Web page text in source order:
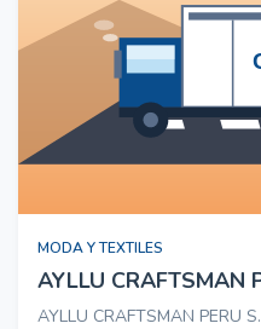
MODA Y TEXTILES
AYLLU CRAFTSMAN
AYLLU CRAFTSMAN PERU S.A.C. Quienes Somos -